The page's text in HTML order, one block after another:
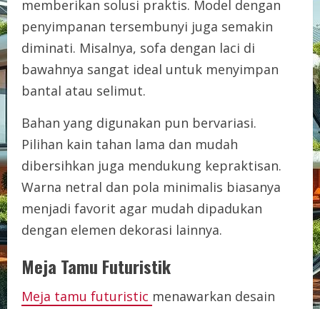
memberikan solusi praktis. Model dengan
penyimpanan tersembunyi juga semakin
diminati. Misalnya, sofa dengan laci di
bawahnya sangat ideal untuk menyimpan
bantal atau selimut.
Bahan yang digunakan pun bervariasi.
Pilihan kain tahan lama dan mudah
dibersihkan juga mendukung kepraktisan.
Warna netral dan pola minimalis biasanya
menjadi favorit agar mudah dipadukan
dengan elemen dekorasi lainnya.
Meja Tamu Futuristik
Meja tamu futuristic menawarkan desain